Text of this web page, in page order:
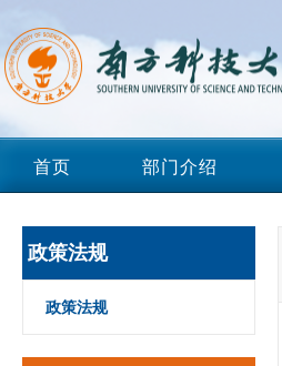
首页 部门介绍
政策法规
政策法规